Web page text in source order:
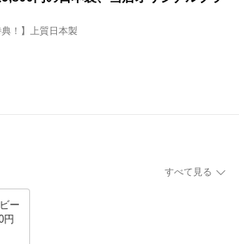
典！】上質日本製
すべて見る
ー
円